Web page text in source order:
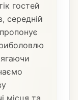
гостей
середній
місця та